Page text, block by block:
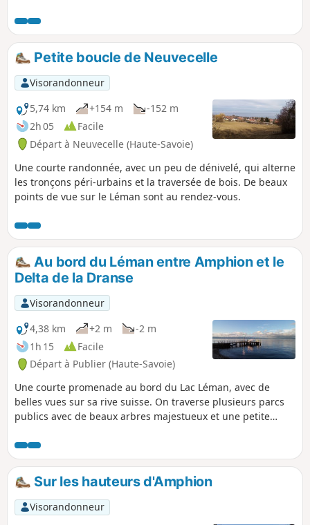
et montée raide, possibilité de contourner sans problème.
Petite boucle de Neuvecelle
Visorandonneur
5,74 km
+154 m
-152 m
2h 05
Facile
Départ à Neuvecelle (Haute-Savoie)
Une courte randonnée, avec un peu de dénivelé, qui alterne
les tronçons péri-urbains et la traversée de bois. De beaux
points de vue sur le Léman sont au rendez-vous.
Au bord du Léman entre Amphion et le
Delta de la Dranse
Visorandonneur
4,38 km
+2 m
-2 m
1h 15
Facile
Départ à Publier (Haute-Savoie)
Une courte promenade au bord du Lac Léman, avec de
belles vues sur sa rive suisse. On traverse plusieurs parcs
publics avec de beaux arbres majestueux et une petite
Sur les hauteurs d'Amphion
Visorandonneur